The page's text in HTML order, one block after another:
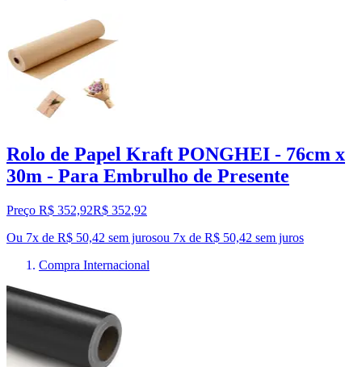
Rolo de Papel Kraft PONGHEI - 76cm x
30m - Para Embrulho de Presente
Preço R$ 352,92R$ 352,92
Ou 7x de R$ 50,42 sem jurosou 7x de R$ 50,42 sem juros
Compra Internacional